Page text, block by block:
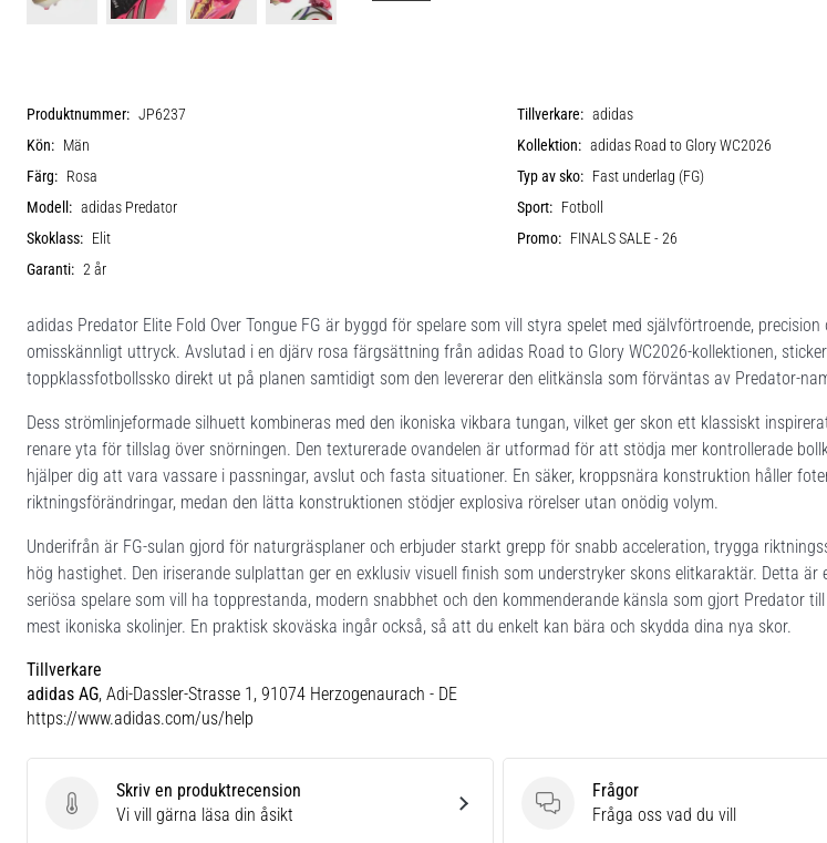
Produktnummer: JP6237 Tillverkare: adidas
Kön: Män Kollektion: adidas Road to Glory WC2026
Färg: Rosa Typ av sko: Fast underlag (FG)
Modell: adidas Predator Sport: Fotboll
Skoklass: Elit Promo: FINALS SALE - 26
Garanti: 2 år
adidas Predator Elite Fold Over Tongue FG är byggd för spelare som vill styra spelet med självförtroende, precision
omisskännligt uttryck. Avslutad i en djärv rosa färgsättning från adidas Road to Glory WC2026-kollektionen,
toppklassfotbollssko direkt ut på planen samtidigt som den levererar den elitkänsla som förväntas av Predator-
Dess strömlinjeformade silhuett kombineras med den ikoniska vikbara tungan, vilket ger skon ett klassiskt
renare yta för tillslag över snörningen. Den texturerade ovandelen är utformad för att stödja mer kontrollerade
hjälper dig att vara vassare i passningar, avslut och fasta situationer. En säker, kroppsnära konstruktion håller
riktningsförändringar, medan den lätta konstruktionen stödjer explosiva rörelser utan onödig volym.
Underifrån är FG-sulan gjord för naturgräsplaner och erbjuder starkt grepp för snabb acceleration, trygga
hög hastighet. Den iriserande sulplattan ger en exklusiv visuell finish som understryker skons elitkaraktär. Detta är
seriösa spelare som vill ha topprestanda, modern snabbhet och den kommenderande känsla som gjort Predator
mest ikoniska skolinjer. En praktisk skoväska ingår också, så att du enkelt kan bära och skydda dina nya skor.
Tillverkare
adidas AG, Adi-Dassler-Strasse 1, 91074 Herzogenaurach - DE
https://www.adidas.com/us/help
Skriv en produktrecension
Skriv en produktrecension
Vi vill gärna läsa din åsikt
Frågor
Frågor
Fråga oss vad du vill